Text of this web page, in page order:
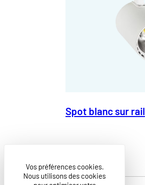
Vos préférences cookies.
Nous utilisons des cookies
Spot blanc sur rail